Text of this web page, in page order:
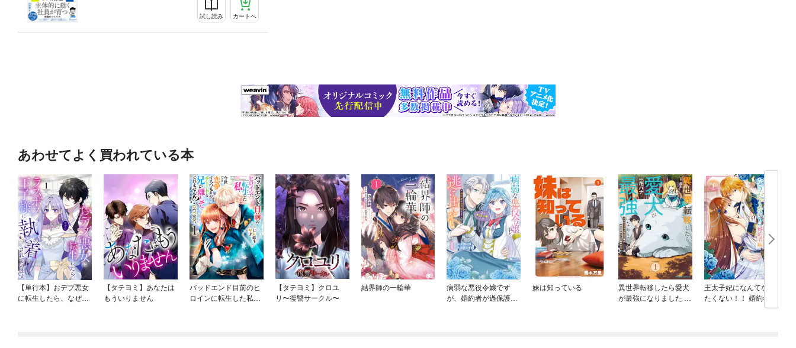
試し読み カートへ
あわせてよく買われている本
【単行本】おデブ悪女
に転生したら、なぜか
【タテヨミ】あなたは
もういりません
バッドエンド目前のヒ
ロインに転生した私、
【タテヨミ】クロユ
リ〜復讐サークル〜
結界師の一輪華
病弱な悪役令嬢です
が、婚約者が過保護す
妹は知っている
異世界転移したら愛犬
が最強になりました ～
王太子妃になんてなり
たくない！！ 婚約者編